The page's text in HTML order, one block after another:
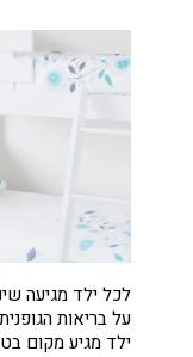
לכל ילד מגיעה
על בריאות
ילד מגיע מקום